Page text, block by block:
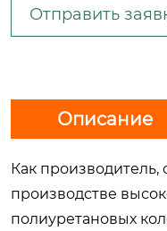
Отправить
Описание
Как
производстве
полиуретановых